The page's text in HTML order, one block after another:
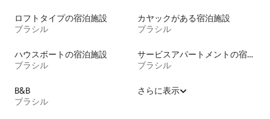
ロフトタイプの宿泊施設
ブラシル
カヤックがある宿泊施設
ブラシル
ハウスボートの宿泊施設
ブラシル
サービスアパートメントの宿泊施設
ブラシル
B&B
ブラシル
さらに表示